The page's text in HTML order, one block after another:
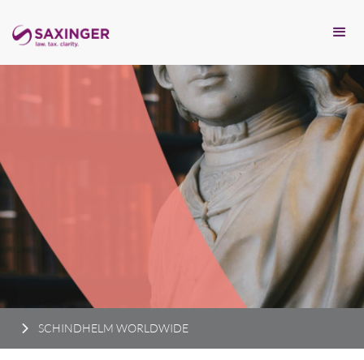
SCHINDHELM WORLDWIDE